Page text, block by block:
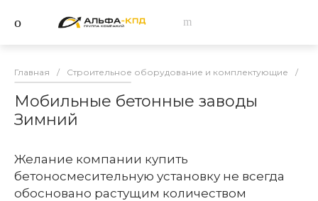
Главная / Строительное оборудование и комплектующие /
Мобильные бетонные заводы
Зимний
Желание компании купить
бетоносмесительную установку не всегда
обосновано растущим количеством